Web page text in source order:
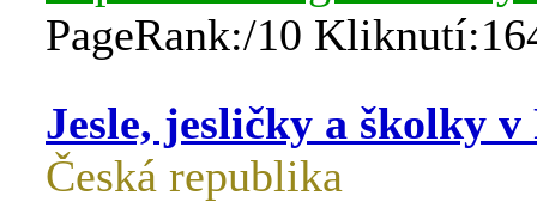
PageRank:/10
Jesle, jesličky a školky v
Česká republika